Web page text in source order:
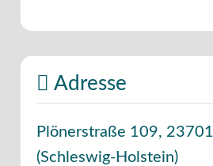
Adresse
Plönerstraße 109, 23701
(Schleswig-Holstein)